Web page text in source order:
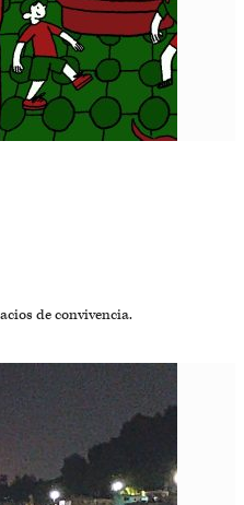
de convivencia.